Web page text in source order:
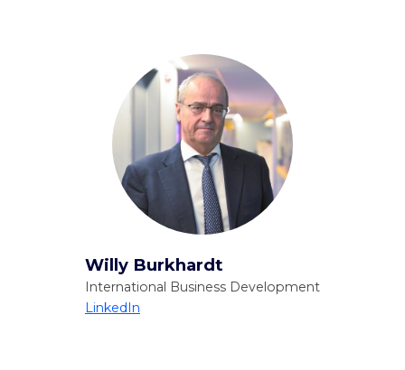
Willy Burkhardt
International Business Development
LinkedIn